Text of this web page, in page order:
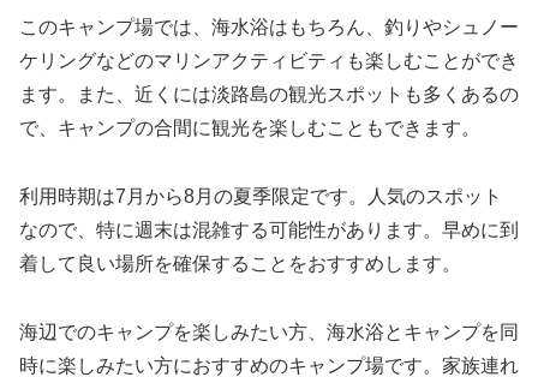
このキャンプ場では、海水浴はもちろん、釣りやシュノー
ケリングなどのマリンアクティビティも楽しむことができ
ます。また、近くには淡路島の観光スポットも多くあるの
で、キャンプの合間に観光を楽しむこともできます。
利用時期は7月から8月の夏季限定です。人気のスポット
なので、特に週末は混雑する可能性があります。早めに到
着して良い場所を確保することをおすすめします。
海辺でのキャンプを楽しみたい方、海水浴とキャンプを同
時に楽しみたい方におすすめのキャンプ場です。家族連れ